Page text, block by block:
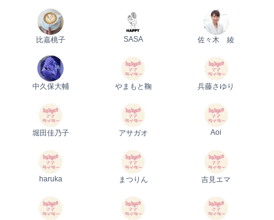
比嘉桃子 SASA 佐々木 綾
中久保大輔 やまもと鞠 兵藤さゆり
堀田佳乃子 アサガオ Aoi
haruka まつりん 吉見エマ